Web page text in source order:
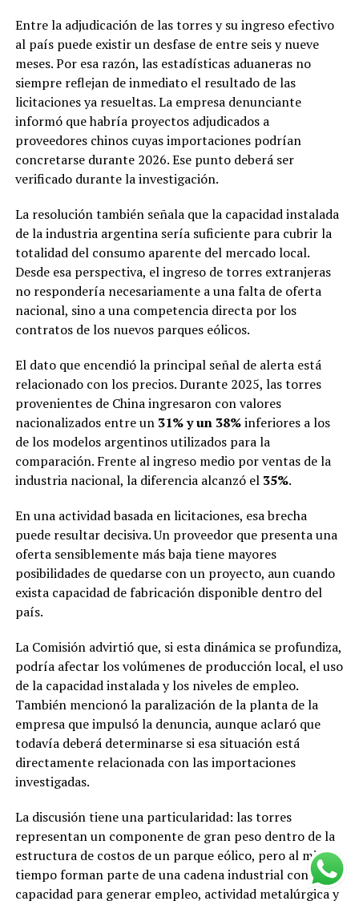
Entre la adjudicación de las torres y su ingreso efectivo
al país puede existir un desfase de entre seis y nueve
meses. Por esa razón, las estadísticas aduaneras no
siempre reflejan de inmediato el resultado de las
licitaciones ya resueltas. La empresa denunciante
informó que habría proyectos adjudicados a
proveedores chinos cuyas importaciones podrían
concretarse durante 2026. Ese punto deberá ser
verificado durante la investigación.
La resolución también señala que la capacidad instalada
de la industria argentina sería suficiente para cubrir la
totalidad del consumo aparente del mercado local.
Desde esa perspectiva, el ingreso de torres extranjeras
no respondería necesariamente a una falta de oferta
nacional, sino a una competencia directa por los
contratos de los nuevos parques eólicos.
El dato que encendió la principal señal de alerta está
relacionado con los precios. Durante 2025, las torres
provenientes de China ingresaron con valores
nacionalizados entre un 31% y un 38%inferiores a los
de los modelos argentinos utilizados para la
comparación. Frente al ingreso medio por ventas de la
industria nacional, la diferencia alcanzó el 35%.
En una actividad basada en licitaciones, esa brecha
puede resultar decisiva. Un proveedor que presenta una
oferta sensiblemente más baja tiene mayores
posibilidades de quedarse con un proyecto, aun cuando
exista capacidad de fabricación disponible dentro del
país.
La Comisión advirtió que, si esta dinámica se profundiza,
podría afectar los volúmenes de producción local, el uso
de la capacidad instalada y los niveles de empleo.
También mencionó la paralización de la planta de la
empresa que impulsó la denuncia, aunque aclaró que
todavía deberá determinarse si esa situación está
directamente relacionada con las importaciones
investigadas.
La discusión tiene una particularidad: las torres
representan un componente de gran peso dentro de la
estructura de costos de un parque eólico, pero al mismo
tiempo forman parte de una cadena industrial con
capacidad para generar empleo, actividad metalúrgica y